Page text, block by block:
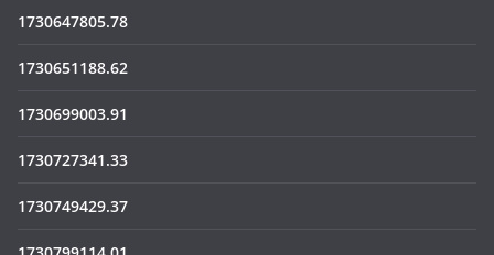
1730647805.78
1730651188.62
1730699003.91
1730727341.33
1730749429.37